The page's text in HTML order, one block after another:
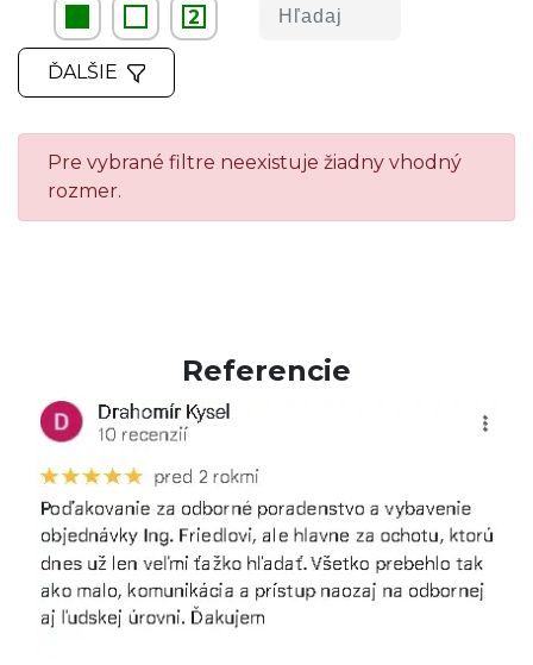
2
ĎALŠIE
Pre vybrané filtre neexistuje žiadny vhodný
rozmer.
Referencie